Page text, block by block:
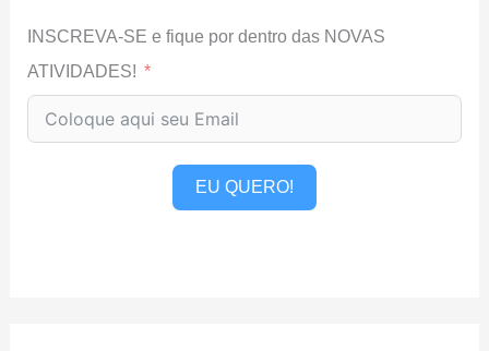
INSCREVA-SE e fique por dentro das NOVAS
ATIVIDADES!
EU QUERO!